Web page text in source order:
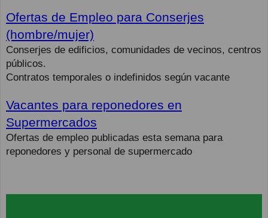
Ofertas de Empleo para Conserjes
(hombre/mujer)
Conserjes de edificios, comunidades de vecinos, centros
públicos.
Contratos temporales o indefinidos según vacante
Vacantes para reponedores en
Supermercados
Ofertas de empleo publicadas esta semana para
reponedores y personal de supermercado